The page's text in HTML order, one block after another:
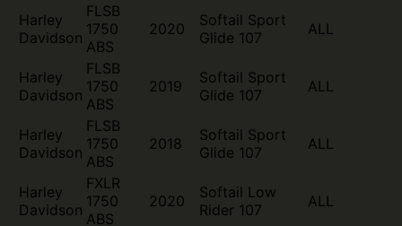
Harley
Davidson
FLSB
1750
ABS
2020
Softail Sport
Glide 107
ALL
Harley
Davidson
FLSB
1750
ABS
2019
Softail Sport
Glide 107
ALL
Harley
Davidson
FLSB
1750
ABS
2018
Softail Sport
Glide 107
ALL
Harley
Davidson
FXLR
1750
ABS
2020
Softail Low
Rider 107
ALL